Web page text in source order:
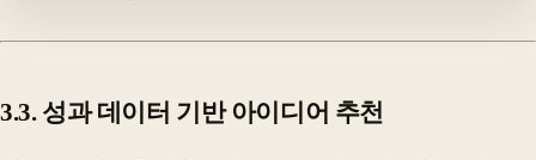
3.3. 성과 데이터 기반 아이디어 추천